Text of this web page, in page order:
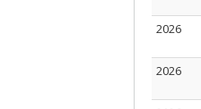
2026
2026